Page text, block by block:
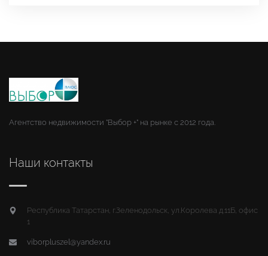
Агентство недвижимости "Выбор +" на рынке с 2012 года.
Наши контакты
Республика Татарстан, г.Зеленодольск, ул.Королева д.11Б, офис
1
viborpluszel@yandex.ru